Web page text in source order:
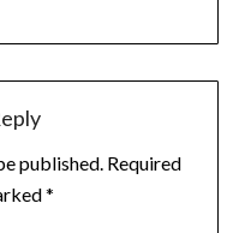
published. Required
*